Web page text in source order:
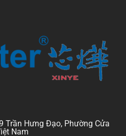
Trần Hưng Đạo, Phường Cửa
Nam